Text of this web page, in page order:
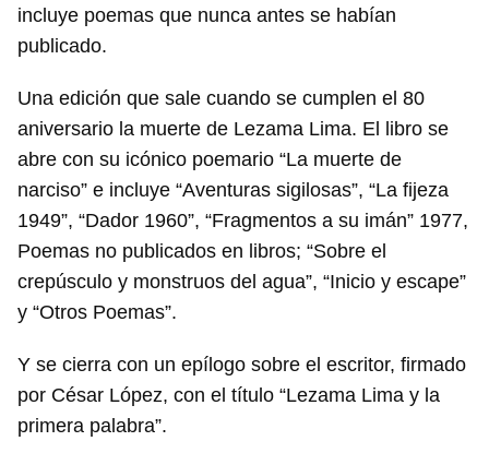
incluye poemas que nunca antes se habían
publicado.
Una edición que sale cuando se cumplen el 80
aniversario la muerte de Lezama Lima. El libro se
abre con su icónico poemario “La muerte de
narciso” e incluye “Aventuras sigilosas”, “La fijeza
1949”, “Dador 1960”, “Fragmentos a su imán” 1977,
Poemas no publicados en libros; “Sobre el
crepúsculo y monstruos del agua”, “Inicio y escape”
y “Otros Poemas”.
Y se cierra con un epílogo sobre el escritor, firmado
por César López, con el título “Lezama Lima y la
primera palabra”.